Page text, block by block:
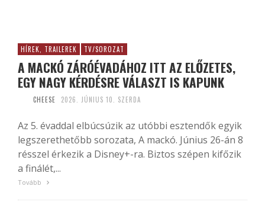
HÍREK, TRAILEREK TV/SOROZAT
A MACKÓ ZÁRÓÉVADÁHOZ ITT AZ ELŐZETES,
EGY NAGY KÉRDÉSRE VÁLASZT IS KAPUNK
CHEESE 2026. JÚNIUS 10. SZERDA
Az 5. évaddal elbúcsúzik az utóbbi esztendők egyik
legszerethetőbb sorozata, A mackó. Június 26-án 8
résszel érkezik a Disney+-ra. Biztos szépen kifőzik
a finálét,...
Tovább